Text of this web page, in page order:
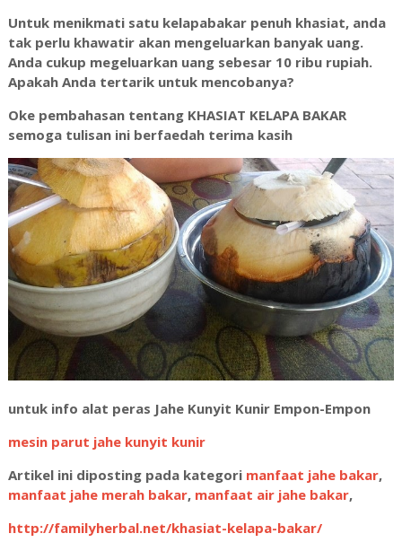
Untuk menikmati satu kelapabakar penuh khasiat, anda
tak perlu khawatir akan mengeluarkan banyak uang.
Anda cukup megeluarkan uang sebesar 10 ribu rupiah.
Apakah Anda tertarik untuk mencobanya?
Oke pembahasan tentang KHASIAT KELAPA BAKAR
semoga tulisan ini berfaedah terima kasih
untuk info alat peras Jahe Kunyit Kunir Empon-Empon
mesin parut jahe kunyit kunir
Artikel ini diposting pada kategori manfaat jahe bakar,
manfaat jahe merah bakar, manfaat air jahe bakar,
http://familyherbal.net/khasiat-kelapa-bakar/